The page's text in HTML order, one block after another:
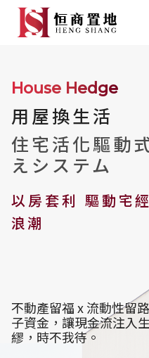
House Hedge
用屋換生活
住宅活化驅動
えシステム
以房套利 驅動宅
浪潮
不動產留福 x 流動性留路
子資金，讓現金流注入
繆，時不我待。